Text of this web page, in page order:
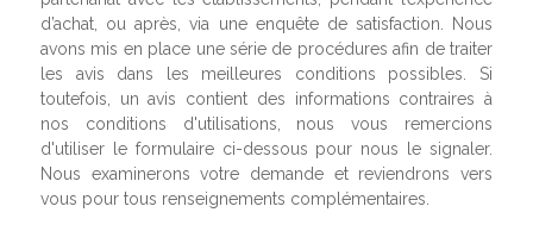
d’achat, ou après, via une enquête de satisfaction. Nous
avons mis en place une série de procédures afin de traiter
les avis dans les meilleures conditions possibles. Si
toutefois, un avis contient des informations contraires à
nos conditions d'utilisations, nous vous remercions
d'utiliser le formulaire ci-dessous pour nous le signaler.
Nous examinerons votre demande et reviendrons vers
vous pour tous renseignements complémentaires.